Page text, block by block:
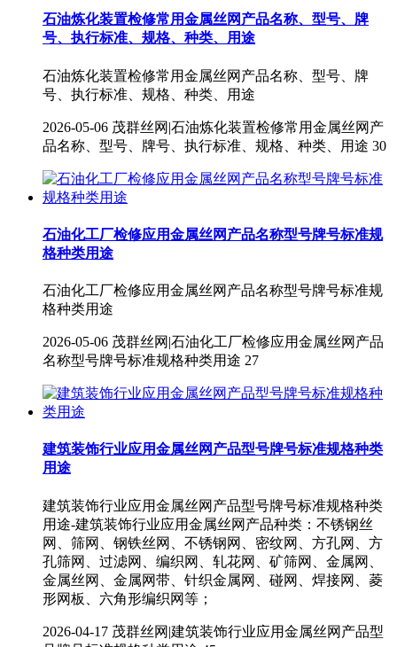
石油炼化装置检修常用金属丝网产品名称、型号、牌
号、执行标准、规格、种类、用途
石油炼化装置检修常用金属丝网产品名称、型号、牌
号、执行标准、规格、种类、用途
2026-05-06 茂群丝网|石油炼化装置检修常用金属丝网产
品名称、型号、牌号、执行标准、规格、种类、用途 30
石油化工厂检修应用金属丝网产品名称型号牌号标准规
格种类用途
石油化工厂检修应用金属丝网产品名称型号牌号标准规
格种类用途
2026-05-06 茂群丝网|石油化工厂检修应用金属丝网产品
名称型号牌号标准规格种类用途 27
建筑装饰行业应用金属丝网产品型号牌号标准规格种类
用途
建筑装饰行业应用金属丝网产品型号牌号标准规格种类
用途-建筑装饰行业应用金属丝网产品种类：不锈钢丝
网、筛网、钢铁丝网、不锈钢网、密纹网、方孔网、方
孔筛网、过滤网、编织网、轧花网、矿筛网、金属网、
金属丝网、金属网带、针织金属网、碰网、焊接网、菱
形网板、六角形编织网等；
2026-04-17 茂群丝网|建筑装饰行业应用金属丝网产品型